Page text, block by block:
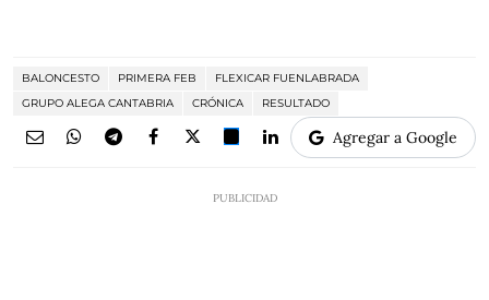
BALONCESTO PRIMERA FEB
FLEXICAR FUENLABRADA
GRUPO ALEGA CANTABRIA
CRÓNICA RESULTADO
Agregar a Google